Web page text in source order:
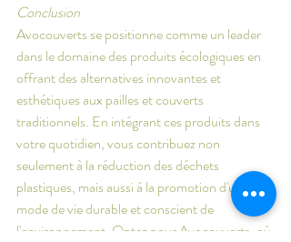
Conclusion
Avocouverts se positionne comme un leader
dans le domaine des produits écologiques en
offrant des alternatives innovantes et
esthétiques aux pailles et couverts
traditionnels. En intégrant ces produits dans
votre quotidien, vous contribuez non
seulement à la réduction des déchets
plastiques, mais aussi à la promotion d'un
mode de vie durable et conscient de
l'environnement. Optez pour Avocouverts, où